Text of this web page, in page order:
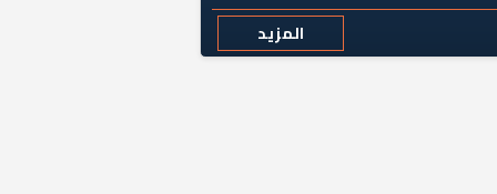
المزيد